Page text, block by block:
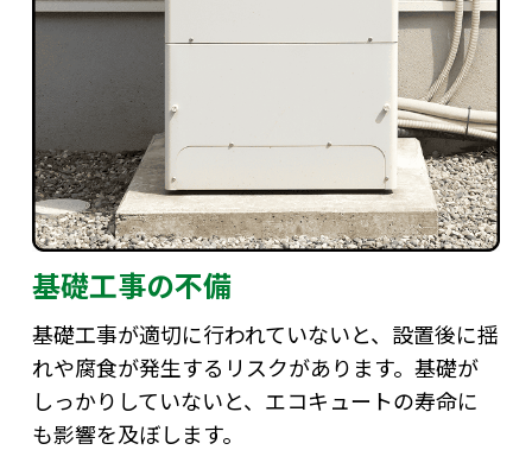
基礎工事の不備
基礎工事が適切に行われていないと、設置後に揺
れや腐食が発生するリスクがあります。基礎が
しっかりしていないと、エコキュートの寿命に
も影響を及ぼします。